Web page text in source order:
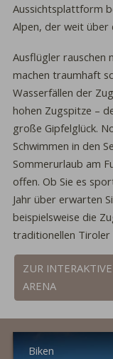
Aussichtsplattform
Alpen, der weit über
Ausflügler rauschen
machen traumhaft
Wasserfällen der
hohen Zugspitze –
große Gipfelglück.
Schwimmen in den
Sommerurlaub am
offen. Ob Sie es
Jahr über erwarten
beispielsweise die
traditionellen Tiroler
ZUR
ARENA
Biken